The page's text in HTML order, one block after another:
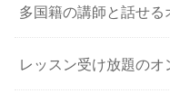
多国籍の講師と話せ
レッスン受け放題の